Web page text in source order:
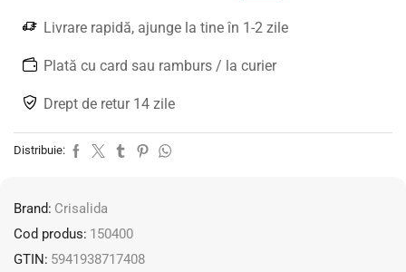
Livrare rapidă, ajunge la tine în 1-2 zile
Plată cu card sau ramburs / la curier
Drept de retur 14 zile
Distribuie:
Brand: Crisalida
Cod produs: 150400
GTIN: 5941938717408